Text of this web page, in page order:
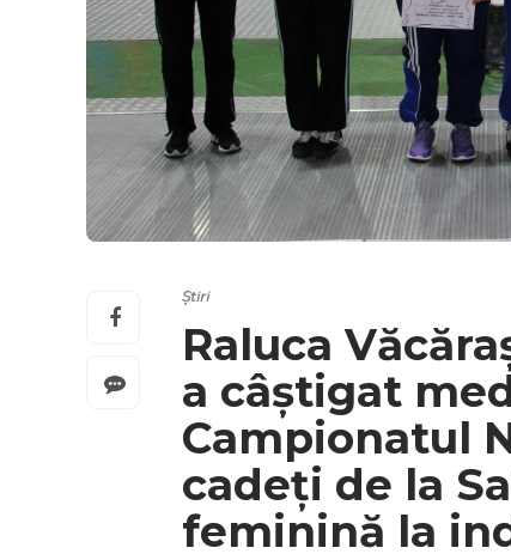
Știri
Raluca
a câștigat
Campionatul
cadeți de la
feminină la